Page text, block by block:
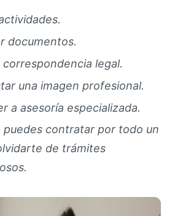
documentos.
correspondencia legal.
una imagen profesional.
a asesoría especializada.
puedes contratar por todo un
de trámites